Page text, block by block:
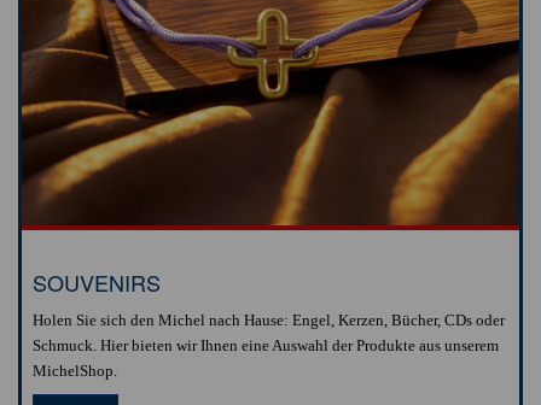
SOUVENIRS
Holen Sie sich den Michel nach Hause: Engel, Kerzen, Bücher, CDs oder
Schmuck. Hier bieten wir Ihnen eine Auswahl der Produkte aus unserem
MichelShop.